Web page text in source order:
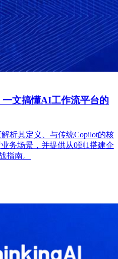
文搞懂AI工作流平台的
析其定义、与传统Copilot的核
务场景，并提供从0到1搭建企
指南。